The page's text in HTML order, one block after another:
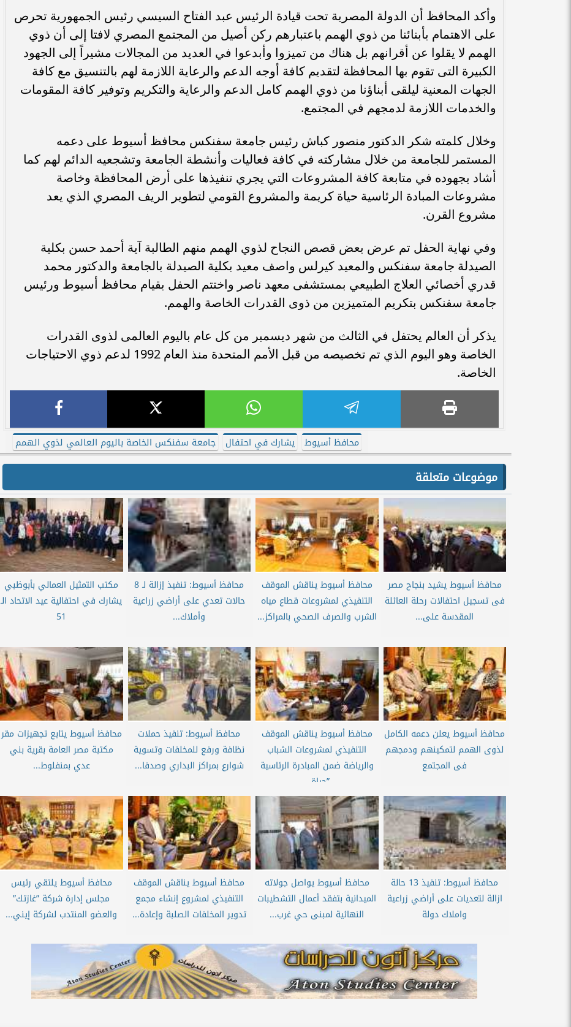
وأكد المحافظ أن الدولة المصرية تحت قيادة الرئيس عبد الفتاح السيسي رئيس الجمهورية تحرص
على الاهتمام بأبنائنا من ذوي الهمم باعتبارهم ركن أصيل من المجتمع المصري لافتا إلى أن ذوي
الهمم لا يقلوا عن أقرانهم بل هناك من تميزوا وأبدعوا في العديد من المجالات مشيراً إلى الجهود
الكبيرة التى تقوم بها المحافظة لتقديم كافة أوجه الدعم والرعاية اللازمة لهم بالتنسيق مع كافة
الجهات المعنية ليلقى أبناؤنا من ذوي الهمم كامل الدعم والرعاية والتكريم وتوفير كافة المقومات
والخدمات اللازمة لدمجهم في المجتمع.
وخلال كلمته شكر الدكتور منصور كباش رئيس جامعة سفنكس محافظ أسيوط على دعمه
المستمر للجامعة من خلال مشاركته في كافة فعاليات وأنشطة الجامعة وتشجعيه الدائم لهم كما
أشاد بجهوده في متابعة كافة المشروعات التي يجري تنفيذها على أرض المحافظة وخاصة
مشروعات المبادة الرئاسية حياة كريمة والمشروع القومي لتطوير الريف المصري الذي يعد
مشروع القرن.
وفي نهاية الحفل تم عرض بعض قصص النجاح لذوي الهمم منهم الطالبة آية أحمد حسن بكلية
الصيدلة جامعة سفنكس والمعيد كيرلس واصف معيد بكلية الصيدلة بالجامعة والدكتور محمد
قدري أخصائي العلاج الطبيعي بمستشفى معهد ناصر واختتم الحفل بقيام محافظ أسيوط ورئيس
جامعة سفنكس بتكريم المتميزين من ذوى القدرات الخاصة والهمم.
يذكر أن العالم يحتفل في الثالث من شهر ديسمبر من كل عام باليوم العالمى لذوى القدرات
الخاصة وهو اليوم الذي تم تخصيصه من قبل الأمم المتحدة منذ العام 1992 لدعم ذوي الاحتياجات
الخاصة.
محافظ أسيوط يشارك في احتفال جامعة سفنكس الخاصة باليوم العالمي لذوي الهمم
موضوعات متعلقة
محافظ أسيوط يشيد بنجاح مصر
فى تسجيل احتفالات رحلة العائلة
المقدسة على...
محافظ أسيوط يناقش الموقف
التنفيذي لمشروعات قطاع مياه
الشرب والصرف الصحي بالمراكز...
محافظ أسيوط: تنفيذ إزالة لـ 8
حالات تعدي على أراضي زراعية
وأملاك...
مكتب التمثيل العمالي بأبوظبي
يشارك في احتفالية عيد الاتحاد الـ
51
محافظ أسيوط يعلن دعمه الكامل
لذوى الهمم لتمكينهم ودمجهم
فى المجتمع
محافظ أسيوط يناقش الموقف
التنفيذي لمشروعات الشباب
والرياضة ضمن المبادرة الرئاسية
”حياة...
محافظ أسيوط: تنفيذ حملات
نظافة ورفع للمخلفات وتسوية
شوارع بمراكز البداري وصدفا...
محافظ أسيوط يتابع تجهيزات مقر
مكتبة مصر العامة بقرية بني
عدي بمنفلوط...
محافظ أسيوط: تنفيذ 13 حالة
ازالة لتعديات على أراضي زراعية
واملاك دولة
محافظ أسيوط يواصل جولاته
الميدانية بتفقد أعمال التشطيبات
النهائية لمبنى حي غرب...
محافظ أسيوط يناقش الموقف
التنفيذي لمشروع إنشاء مجمع
تدوير المخلفات الصلبة وإعادة...
محافظ أسيوط يلتقي رئيس
مجلس إدارة شركة ”غازتك”
والعضو المنتدب لشركة إيني...